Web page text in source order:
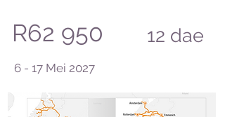
R62 950 12 dae
6 - 17 Mei 2027